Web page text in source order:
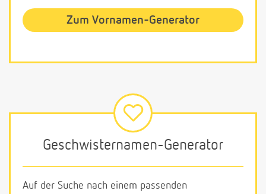
Zum Vornamen-Generator
Geschwisternamen-Generator
Auf der Suche nach einem passenden